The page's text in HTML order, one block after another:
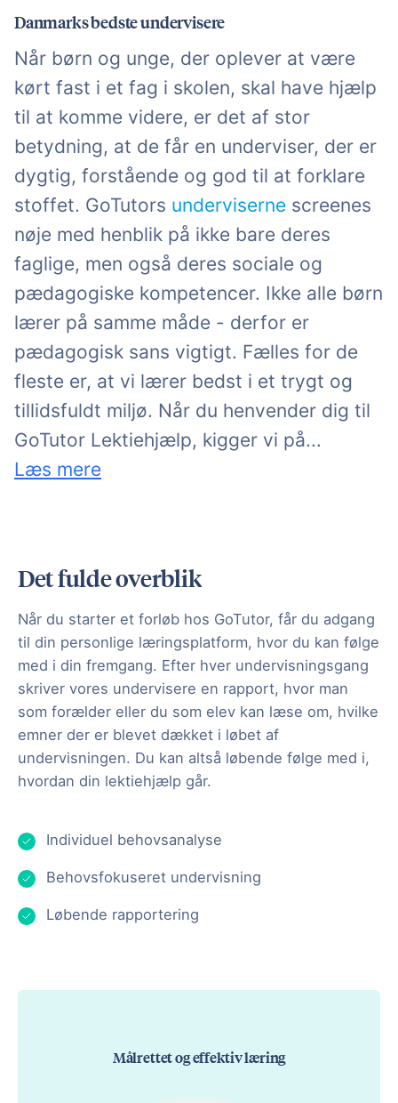
Danmarks bedste undervisere
Når børn og unge, der oplever at være
kørt fast i et fag i skolen, skal have hjælp
til at komme videre, er det af stor
betydning, at de får en underviser, der er
dygtig, forstående og god til at forklare
stoffet. GoTutors underviserne screenes
nøje med henblik på ikke bare deres
faglige, men også deres sociale og
pædagogiske kompetencer. Ikke alle børn
lærer på samme måde - derfor er
pædagogisk sans vigtigt. Fælles for de
fleste er, at vi lærer bedst i et trygt og
tillidsfuldt miljø. Når du henvender dig til
GoTutor Lektiehjælp, kigger vi påmulige
...
Læs mere
Det fulde overblik
Når du starter et forløb hos GoTutor, får du adgang
til din personlige læringsplatform, hvor du kan følge
med i din fremgang. Efter hver undervisningsgang
skriver vores undervisere en rapport, hvor man
som forælder eller du som elev kan læse om, hvilke
emner der er blevet dækket i løbet af
undervisningen. Du kan altså løbende følge med i,
hvordan din lektiehjælp går.
Individuel behovsanalyse
Behovsfokuseret undervisning
Løbende rapportering
Målrettet og effektiv læring